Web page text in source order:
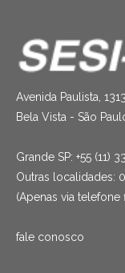
Avenida Paulista, 1313
Bela Vista - São
Grande SP: +55 (11)
Outras localidades:
(Apenas via telefone
fale conosco